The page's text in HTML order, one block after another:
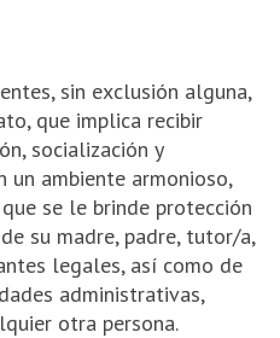
sin exclusión alguna,
que implica recibir
socialización y
un ambiente armonioso,
se le brinde protección
su madre, padre, tutor/a,
legales, así como de
administrativas,
otra persona.